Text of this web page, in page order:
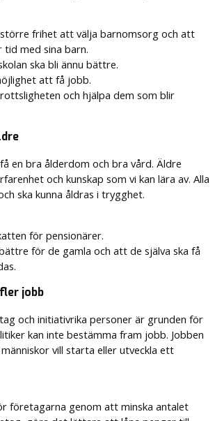
frihet att välja barnomsorg och att
med sina barn.
ska bli ännu bättre.
att få jobb.
och hjälpa dem som blir
en bra ålderdom och bra vård. Äldre
och kunskap som vi kan lära av. Alla
ska kunna åldras i trygghet.
för pensionärer.
för de gamla och att de själva ska få
jobb
och initiativrika personer är grunden för
kan inte bestämma fram jobb. Jobben
vill starta eller utveckla ett
företagarna genom att minska antalet